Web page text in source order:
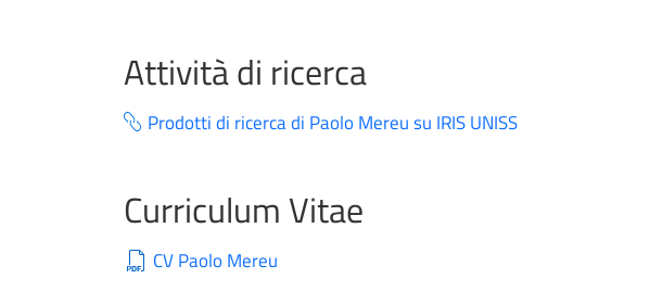
Attività di ricerca
Prodotti di ricerca di Paolo Mereu su IRIS UNISS
Curriculum Vitae
CV Paolo Mereu